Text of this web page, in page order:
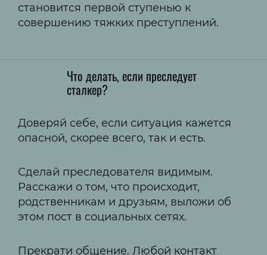
становится первой ступенью к
совершению тяжких преступлений.
Что делать, если преследует
сталкер?
Доверяй себе, если ситуация кажется
опасной, скорее всего, так и есть.
Сделай преследователя видимым.
Расскажи о том, что происходит,
родственникам и друзьям, выложи об
этом пост в социальных сетях.
Прекрати общение. Любой контакт